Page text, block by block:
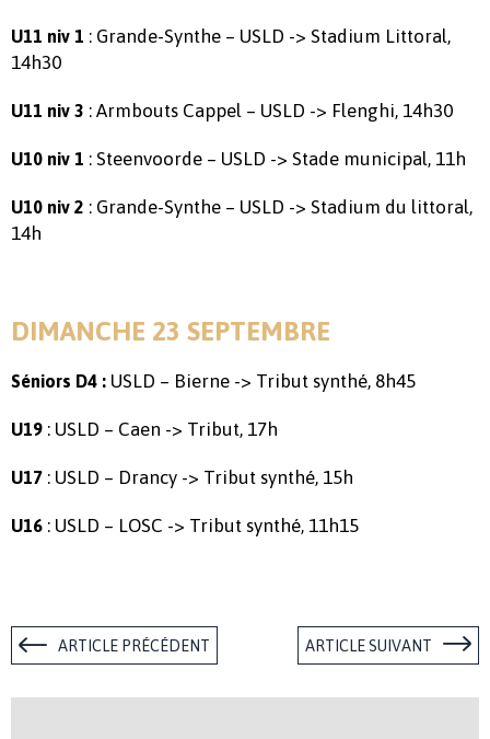
U11 niv 1 : Grande-Synthe – USLD -> Stadium Littoral,
14h30
U11 niv 3 : Armbouts Cappel – USLD -> Flenghi, 14h30
U10 niv 1 : Steenvoorde – USLD -> Stade municipal, 11h
U10 niv 2 : Grande-Synthe – USLD -> Stadium du littoral,
14h
DIMANCHE 23 SEPTEMBRE
Séniors D4 : USLD – Bierne -> Tribut synthé, 8h45
U19 : USLD – Caen -> Tribut, 17h
U17 : USLD – Drancy -> Tribut synthé, 15h
U16 : USLD – LOSC -> Tribut synthé, 11h15
ARTICLE PRÉCÉDENT ARTICLE SUIVANT